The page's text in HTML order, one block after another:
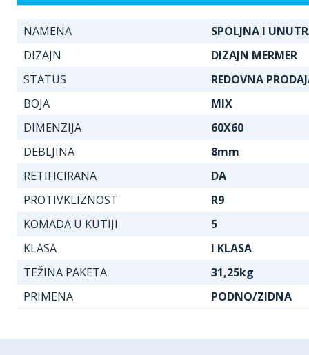
NAMENA
SPOLJNA I
DIZAJN
DIZAJN MERMER
STATUS
REDOVNA
BOJA
MIX
DIMENZIJA
60X60
DEBLJINA
8mm
RETIFICIRANA
DA
PROTIVKLIZNOST
R9
KOMADA U KUTIJI
5
KLASA
I KLASA
TEŽINA PAKETA
31,25kg
PRIMENA
PODNO/ZIDNA